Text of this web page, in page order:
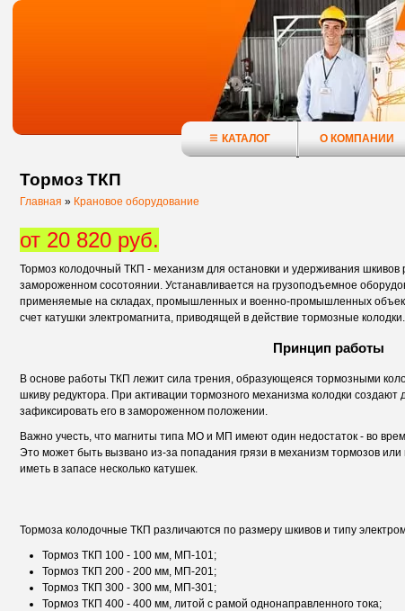
КАТАЛОГ О КОМПАНИИ
Тормоз ТКП
Главная » Крановое оборудование
от 20 820 руб.
Тормоз колодочный ТКП - механизм для остановки и удерживания шкивов
замороженном сосотоянии. Устанавливается на грузоподъемное
применяемые на складах, промышленных и военно-промышленных
счет катушки электромагнита, приводящей в действие тормозные колодки.
Принцип работы
В основе работы ТКП лежит сила трения, образующеяся тормозными
шкиву редуктора. При активации тормозного механизма колодки создают
зафиксировать его в замороженном положении.
Важно учесть, что магниты типа МО и МП имеют один недостаток - во
Это может быть вызвано из-за попадания грязи в механизм тормозов
иметь в запасе несколько катушек.
Тормоза колодочные ТКП различаются по размеру шкивов и типу
Тормоз ТКП 100 - 100 мм, МП-101;
Тормоз ТКП 200 - 200 мм, МП-201;
Тормоз ТКП 300 - 300 мм, МП-301;
Тормоз ТКП 400 - 400 мм, литой с рамой однонаправленного тока;